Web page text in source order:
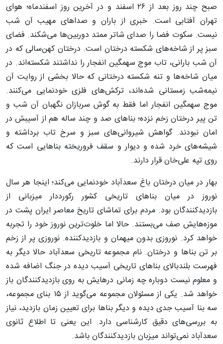
صبح چند روز بعد از ۲۶ اسفند و در آخرین روز اسفندماه؛ هوای
تهران آفتابی است. خبری از باران و صداهای مهیب آن شب
نیست. سکوت فضا را صدای شاتر ممتد دوربین‌ها می‌شکند. فضای
سبز پر از شاخه‌های شکسته درختان است. درختان کهن‌سالی که در
آن شب بارانی، تاب موج سهمگین انفجار را نداشتند شکسته‌اند. در
میان شاخه‌ها و تنه شکسته درختانی که حالا بخشی از روایت آن
نیمه‌شب زمستانی شده‌اند، ترکش‌های فلزی خودنمایی می‌کنند.
موج سهمگین انفجار اما فقط به گوش سربازان نگهبان آن شب و
تن پیر درختان زخم نزده؛ بناهای صد و چند ساله هم از آسیبش در
امان نبودند. گواهش شیروانی‌های سبز و سرخ تاب برداشته و
شیشه‌های خرد شده و دیوار و سقف فروریخته بناهایی است که
روی تپه علی‌خان قرار دارند.
بهار در میان درختان باغ سعدآباد خودنمایی می‌کند؛ اینجا هر سال
نوروز در میان بناهای تاریخی کشور رکورددار میزبانی از
بازدیدکنندگان بود. مردم برای تماشای تاریخ معاصر ایران پشت در
موزه‌هایش صف می‌بستند. حالا اما خلوت‌ترین نوروز خود را تجربه
خواهد کرد. نوروزی بدون میهمان و بازدیدکننده. نوروزی پر از زخم
بر تن بناها و درختان. نام مجموعه تاریخی سعدآباد حالا دیگر به
فهرست بلندبالای بناهای تاریخی آسیب دیده در جنگ اضافه شده
و معلوم نیست دوباره چه زمانی درهایش به روی بازدیدکنندگان باز
خواهد شد. یکی از مسئولان مجموعه می‌گوید از ۱۵ بنای مجموعه،
سه بنا آسیب جدی دیده و دیگر بناها برای تعیین زمان بازدید، نیاز
به بررسی‌های دقیق کارشناسی دارد. این یعنی تا اطلاع ثانوی
سعدآباد نمی‌تواند میزبان بازدیدکنندگان باشد.